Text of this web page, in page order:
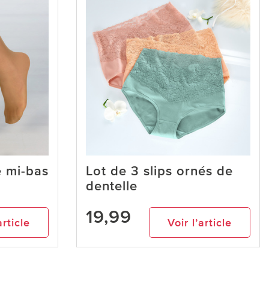
mi-bas
Lot de 3 slips ornés de
dentelle
19,99 Voir l’article